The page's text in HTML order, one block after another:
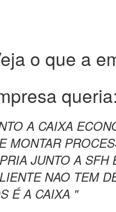
o que a
queria:
A CAIXA
MONTAR
JUNTO A SFH
NAO TEM
É A CAIXA "